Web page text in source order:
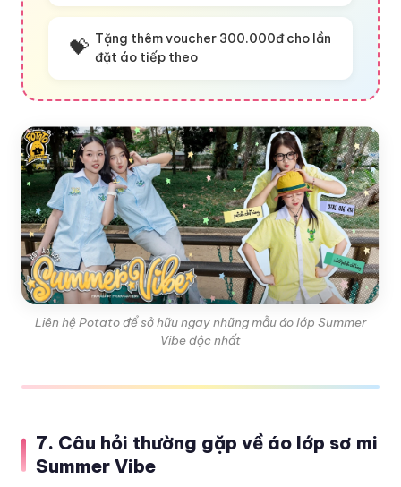
💝 Tặng thêm voucher 300.000đ cho lần
đặt áo tiếp theo
Liên hệ Potato để sở hữu ngay những mẫu áo lớp Summer
Vibe độc nhất
7. Câu hỏi thường gặp về áo lớp sơ mi
Summer Vibe